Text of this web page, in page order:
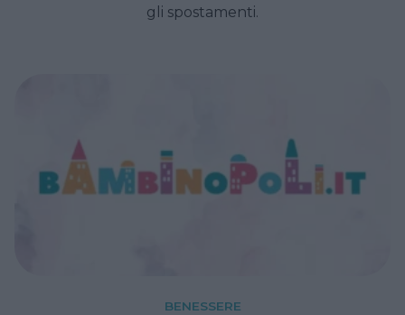
gli spostamenti.
BENESSERE